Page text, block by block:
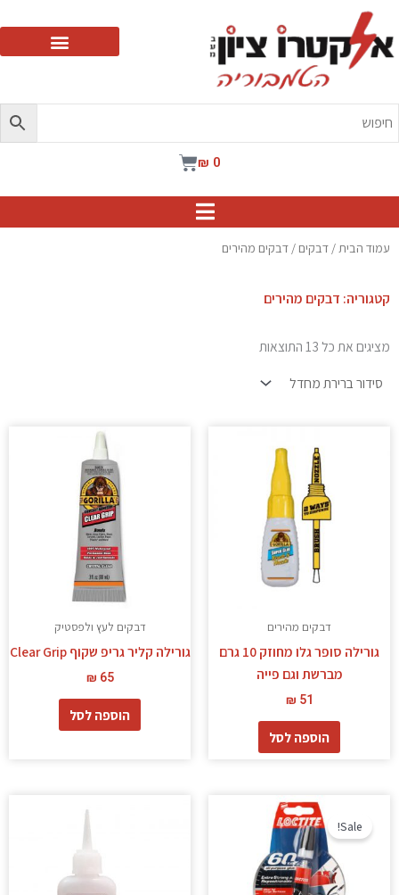
₪ 0
עגלת
עמוד הבית/ דבקים / דבקים מהירים
קטגוריה: דבקים מהירים
מציגים את כל ⁦13⁩ התוצאות
דבקים מהירים
גורילה סופר גלו מחוזק 10 גרם
מברשת וגם פייה
₪ 51
הוספה לסל
דבקים לעץ ולפסטיק
גורילה קליר גריפ שקוף Clear Grip
₪ 65
הוספה לסל
Sale!
המחיר
המקורי
היה:
₪ 45.
הוא:
₪ 40.